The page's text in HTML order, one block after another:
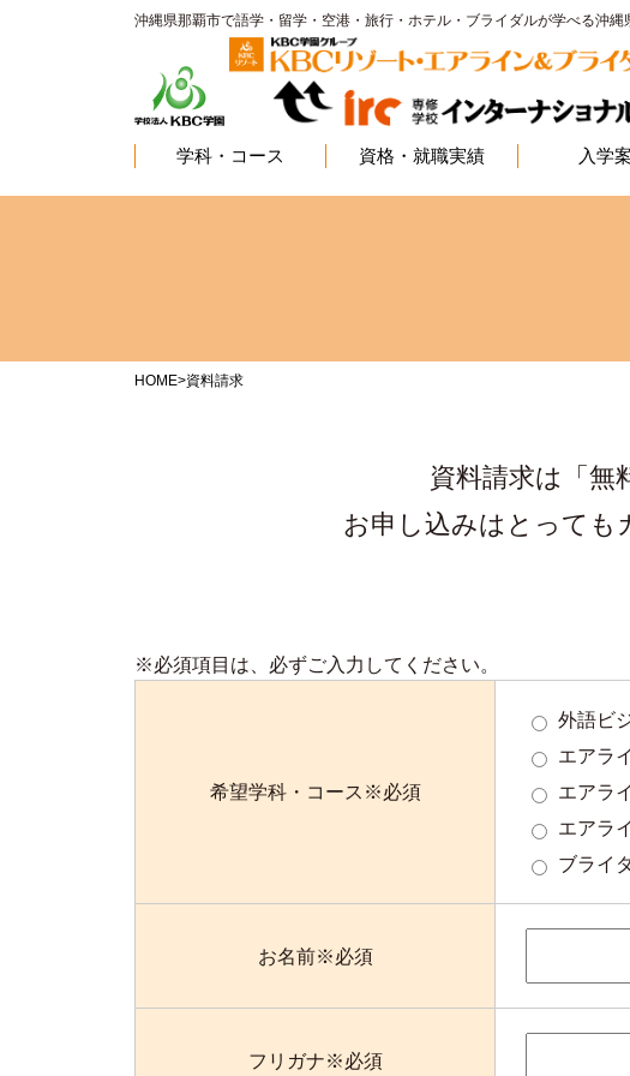
沖縄県那覇市で語学・留学・空港・旅行・ホテル・ブライダルが学べる沖
学科・コース 資格・就職実績 入学
HOME>資料請求
資料請求は「無
お申し込みはとっても
※必須項目は、必ずご入力してください。
希望学科・コース※必須
外語ビ
エアラ
エアラ
エアラ
ブライ
お名前※必須
フリガナ※必須